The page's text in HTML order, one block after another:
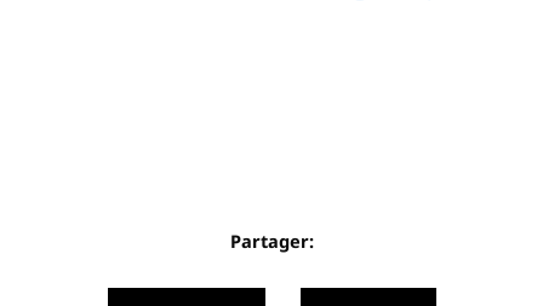
Partager: